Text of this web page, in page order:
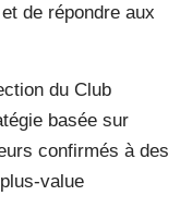
de répondre aux
du Club
basée sur
confirmés à des
value